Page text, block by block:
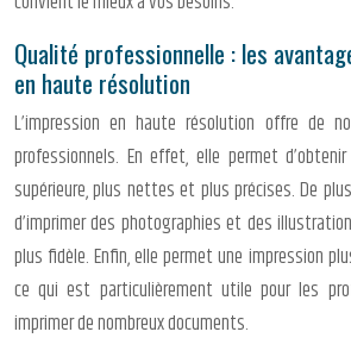
Qualité professionnelle : les
en haute résolution
L’impression en haute résolution offre de
professionnels. En effet, elle permet
supérieure, plus nettes et plus précises. De
d’imprimer des photographies et des
plus fidèle. Enfin, elle permet une impression
ce qui est particulièrement utile pour les
imprimer de nombreux documents.